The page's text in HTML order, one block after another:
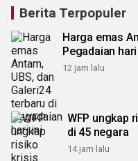
Berita Terpopuler
Harga emas
Pegadaian
12 jam lalu
WFP ungkap
di 45 negara
14 jam lalu